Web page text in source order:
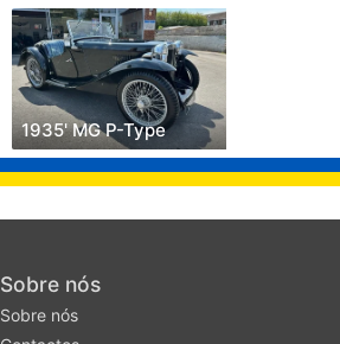
1935' MG P-Type
Sobre nós
Sobre nós